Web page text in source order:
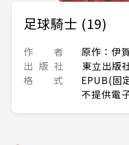
足球騎士 (19)
作 者
原作：伊
出 版 社
東立出版
格 式
EPUB(固
不提供電